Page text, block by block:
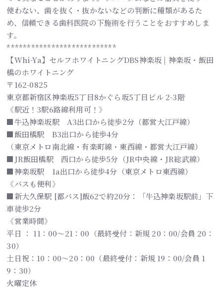
使わない、歯を抜く・抜かないなどの判断に種類があるた
め、信頼できる歯科医院の下施術を行うことをおすすめしま
す。
***************************
【Whi-Ya】セルフホワイトニングDBS神楽坂 | 神楽坂・飯田
橋のホワイトニング
〒162-0825
東京都新宿区神楽坂5丁目8かぐら坂5丁目ビル 2-3階
《駅近！3駅6路線利用可！》
■牛込神楽坂駅 A3出口から徒歩2分（都営大江戸線）
■飯田橋駅 B3出口から徒歩4分
（東京メトロ南北線・有楽町線・東西線・都営大江戸線）
■JR飯田橋駅 西口から徒歩5分（JR中央線・JR総武線）
■神楽坂駅 1a出口から徒歩4分（東京メトロ東西線）
《バスも便利》
■新大久保駅 [都バス]飯62で約20分：「牛込神楽坂駅前」下
車徒歩2分
《営業時間》
平日 ： 11：00～21：00（最終受付：新規 20：00/会員 20：
30）
土日祝：10：00～20：00（最終受付：新規 19：00/会員 1
9：30）
火曜定休